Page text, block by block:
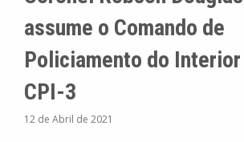
assume o Comando de
Policiamento do
CPI-3
12 de Abril de 2021